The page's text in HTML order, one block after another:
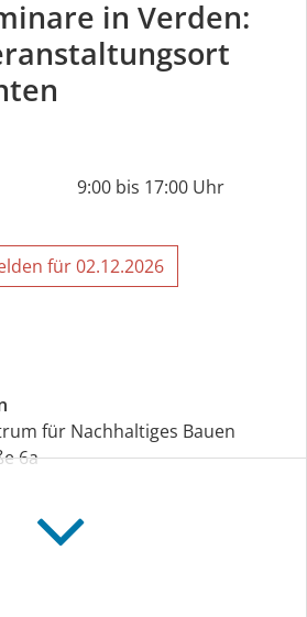
Handelsfachwirt
, Zimmermeister, Bautechniker
in Verden:
9:00 bis 17:00 Uhr
für 02.12.2026
für Nachhaltiges Bauen
6a